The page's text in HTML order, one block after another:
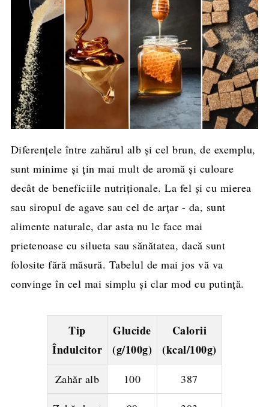
Diferențele între zahărul alb și cel brun, de exemplu,
sunt minime și țin mai mult de aromă și culoare
decât de beneficiile nutriționale. La fel și cu mierea
sau siropul de agave sau cel de arțar - da, sunt
alimente naturale, dar asta nu le face mai
prietenoase cu silueta sau sănătatea, dacă sunt
folosite fără măsură. Tabelul de mai jos vă va
convinge în cel mai simplu și clar mod cu putință.
Tip
Îndulcitor
Glucide
(g/100g)
Calorii
(kcal/100g)
Zahăr alb 100 387